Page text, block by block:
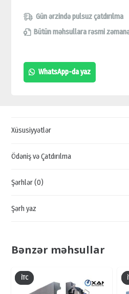
23.8"
LCD
GENİŞ
EKRANLI
TELEVİZOR
quantity
Gün ərzində pulsuz çatdırılma
Bütün məhsullara rəsmi
WhatsApp-da yaz
Xüsusiyyətlər
Ödəniş və Çatdırılma
Şərhlər (0)
Şərh yaz
Bənzər məhsullar
İTC